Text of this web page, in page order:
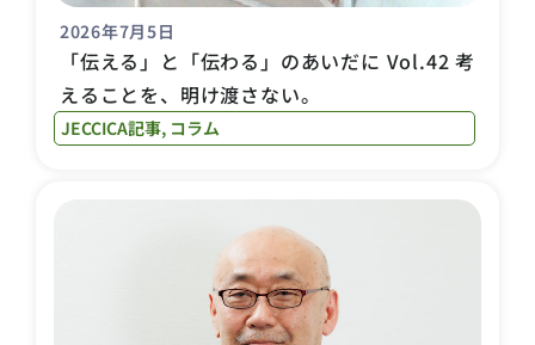
2026年7月5日
「伝える」と「伝わる」のあいだに Vol.42 考
えることを、明け渡さない。
JECCICA記事, コラム